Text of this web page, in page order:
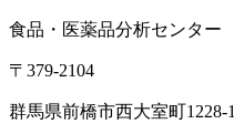
食品・医薬品分析センター
〒379-2104
群馬県前橋市西大室町1228-1